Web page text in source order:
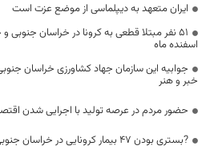
ایران متعهد به دیپلماسی از موضع عزت است
اسفنده ماه
جوابیه این سازمان جهاد کشاورزی خراسان
خبر و هنر
حضور مردم در عرصه تولید با اجرایی شدن
?بستری بودن 47 بیمار کرونایی در خراسان جنوبی